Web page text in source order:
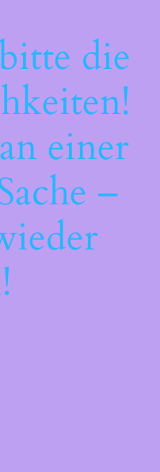
die
einer
–